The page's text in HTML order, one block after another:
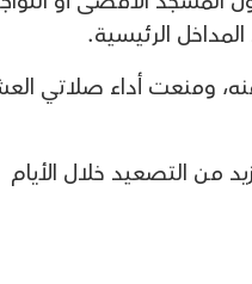
الرئيسية.
ومنعت أداء صلاتي
التصعيد خلال الأيام